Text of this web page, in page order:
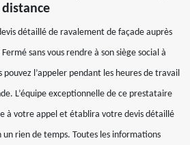
détaillé de ravalement de façade auprès
sans vous rendre à son siège social à
pouvez l’appeler pendant les heures de travail
L’équipe exceptionnelle de ce prestataire
à votre appel et établira votre devis détaillé
rien de temps. Toutes les informations